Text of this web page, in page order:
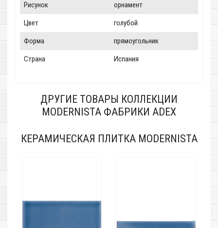
Рисунок орнамент
Цвет голубой
Форма прямоугольник
Страна Испания
ДРУГИЕ ТОВАРЫ КОЛЛЕКЦИИ
MODERNISTA ФАБРИКИ ADEX
КЕРАМИЧЕСКАЯ ПЛИТКА MODERNISTA